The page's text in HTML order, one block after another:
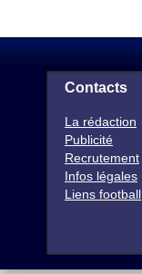
Contacts
La rédaction
Publicité
Recrutement
Infos légales
Liens football